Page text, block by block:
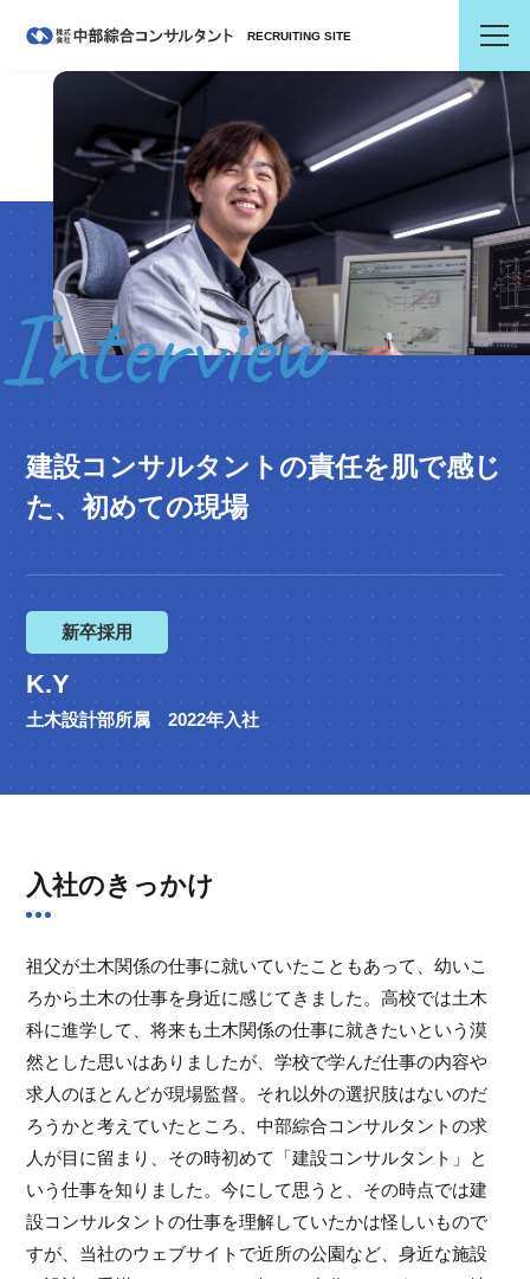
RECRUITING SITE
Interview
建設コンサルタントの責任を肌で感じ
た、初めての現場
新卒採用
K.Y
土木設計部所属 2022年入社
入社のきっかけ
祖父が土木関係の仕事に就いていたこともあって、幼いこ
ろから土木の仕事を身近に感じてきました。高校では土木
科に進学して、将来も土木関係の仕事に就きたいという漠
然とした思いはありましたが、学校で学んだ仕事の内容や
求人のほとんどが現場監督。それ以外の選択肢はないのだ
ろうかと考えていたところ、中部綜合コンサルタントの求
人が目に留まり、その時初めて「建設コンサルタント」と
いう仕事を知りました。今にして思うと、その時点では建
設コンサルタントの仕事を理解していたかは怪しいもので
すが、当社のウェブサイトで近所の公園など、身近な施設